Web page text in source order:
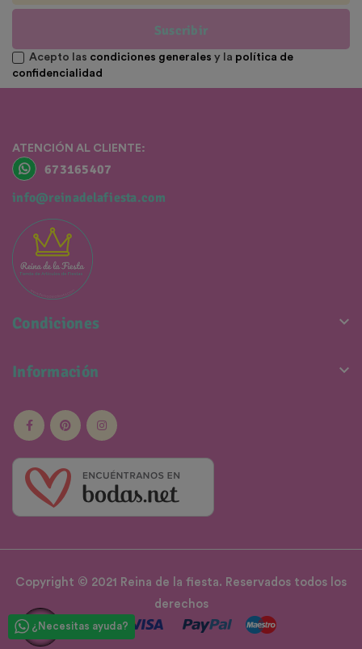
¿Necesitas ayuda?
Suscribir
Acepto las condiciones generales y la política de
confidencialidad
ATENCIÓN AL CLIENTE:
673165407
info@reinadelafiesta.com
Condiciones 
Información 
Copyright © 2021 Reina de la fiesta. Reservados todos los
derechos